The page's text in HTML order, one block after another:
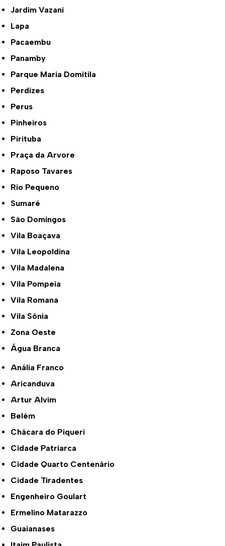
Jardim Vazani
Lapa
Pacaembu
Panamby
Parque Maria Domitila
Perdizes
Perus
Pinheiros
Pirituba
Praça da Arvore
Raposo Tavares
Rio Pequeno
Sumaré
São Domingos
Vila Boaçava
Vila Leopoldina
Vila Madalena
Vila Pompeia
Vila Romana
Vila Sônia
Zona Oeste
Água Branca
Anália Franco
Aricanduva
Artur Alvim
Belém
Chácara do Piqueri
Cidade Patriarca
Cidade Quarto Centenário
Cidade Tiradentes
Engenheiro Goulart
Ermelino Matarazzo
Guaianases